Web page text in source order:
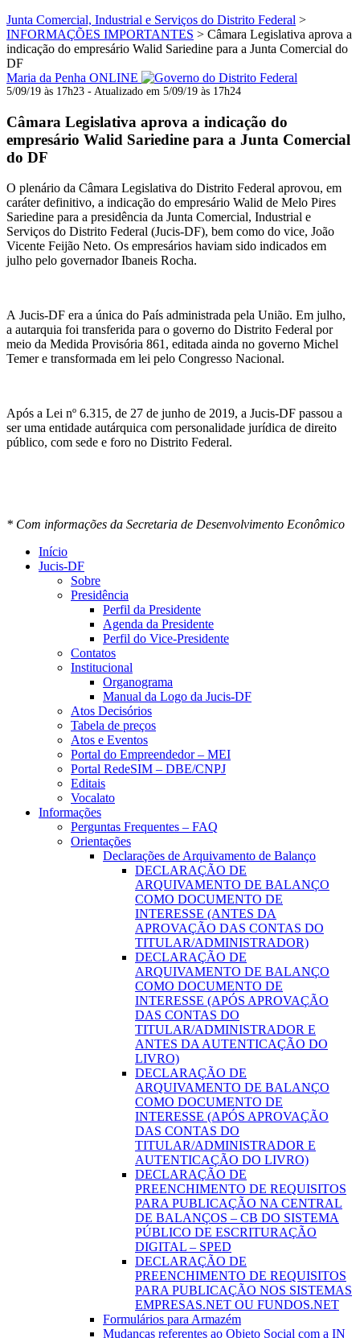
Junta Comercial, Industrial e Serviços do Distrito Federal >
INFORMAÇÕES IMPORTANTES > Câmara Legislativa aprova a
indicação do empresário Walid Sariedine para a Junta Comercial do
DF
Maria da Penha ONLINE
5/09/19 às 17h23 - Atualizado em 5/09/19 às 17h24
Câmara Legislativa aprova a indicação do
empresário Walid Sariedine para a Junta Comercial
do DF
O plenário da Câmara Legislativa do Distrito Federal aprovou, em
caráter definitivo, a indicação do empresário Walid de Melo Pires
Sariedine para a presidência da Junta Comercial, Industrial e
Serviços do Distrito Federal (Jucis-DF), bem como do vice, João
Vicente Feijão Neto. Os empresários haviam sido indicados em
julho pelo governador Ibaneis Rocha.
A Jucis-DF era a única do País administrada pela União. Em julho,
a autarquia foi transferida para o governo do Distrito Federal por
meio da Medida Provisória 861, editada ainda no governo Michel
Temer e transformada em lei pelo Congresso Nacional.
Após a Lei nº 6.315, de 27 de junho de 2019, a Jucis-DF passou a
ser uma entidade autárquica com personalidade jurídica de direito
público, com sede e foro no Distrito Federal.
* Com informações da Secretaria de Desenvolvimento Econômico
Início
Jucis-DF
Sobre
Presidência
Perfil da Presidente
Agenda da Presidente
Perfil do Vice-Presidente
Contatos
Institucional
Organograma
Manual da Logo da Jucis-DF
Atos Decisórios
Tabela de preços
Atos e Eventos
Portal do Empreendedor – MEI
Portal RedeSIM – DBE/CNPJ
Editais
Vocalato
Informações
Perguntas Frequentes – FAQ
Orientações
Declarações de Arquivamento de Balanço
DECLARAÇÃO DE
ARQUIVAMENTO DE BALANÇO
COMO DOCUMENTO DE
INTERESSE (ANTES DA
APROVAÇÃO DAS CONTAS DO
TITULAR/ADMINISTRADOR)
DECLARAÇÃO DE
ARQUIVAMENTO DE BALANÇO
COMO DOCUMENTO DE
INTERESSE (APÓS APROVAÇÃO
DAS CONTAS DO
TITULAR/ADMINISTRADOR E
ANTES DA AUTENTICAÇÃO DO
LIVRO)
DECLARAÇÃO DE
ARQUIVAMENTO DE BALANÇO
COMO DOCUMENTO DE
INTERESSE (APÓS APROVAÇÃO
DAS CONTAS DO
TITULAR/ADMINISTRADOR E
AUTENTICAÇÃO DO LIVRO)
DECLARAÇÃO DE
PREENCHIMENTO DE REQUISITOS
PARA PUBLICAÇÃO NA CENTRAL
DE BALANÇOS – CB DO SISTEMA
PÚBLICO DE ESCRITURAÇÃO
DIGITAL – SPED
DECLARAÇÃO DE
PREENCHIMENTO DE REQUISITOS
PARA PUBLICAÇÃO NOS SISTEMAS
EMPRESAS.NET OU FUNDOS.NET
Formulários para Armazém
Mudanças referentes ao Objeto Social com a IN